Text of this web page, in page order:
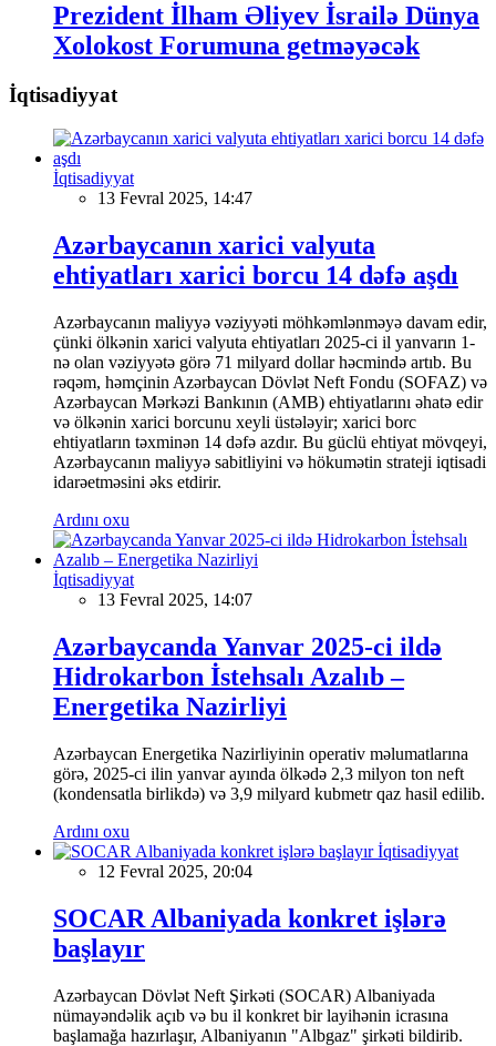
Prezident İlham Əliyev İsrailə Dünya
Xolokost Forumuna getməyəcək
İqtisadiyyat
İqtisadiyyat
13 Fevral 2025, 14:47
Azərbaycanın xarici valyuta
ehtiyatları xarici borcu 14 dəfə aşdı
Azərbaycanın maliyyə vəziyyəti möhkəmlənməyə davam edir,
çünki ölkənin xarici valyuta ehtiyatları 2025-ci il yanvarın 1-
nə olan vəziyyətə görə 71 milyard dollar həcmində artıb. Bu
rəqəm, həmçinin Azərbaycan Dövlət Neft Fondu (SOFAZ) və
Azərbaycan Mərkəzi Bankının (AMB) ehtiyatlarını əhatə edir
və ölkənin xarici borcunu xeyli üstələyir; xarici borc
ehtiyatların təxminən 14 dəfə azdır. Bu güclü ehtiyat mövqeyi,
Azərbaycanın maliyyə sabitliyini və hökumətin strateji iqtisadi
idarəetməsini əks etdirir.
Ardını oxu
İqtisadiyyat
13 Fevral 2025, 14:07
Azərbaycanda Yanvar 2025-ci ildə
Hidrokarbon İstehsalı Azalıb –
Energetika Nazirliyi
Azərbaycan Energetika Nazirliyinin operativ məlumatlarına
görə, 2025-ci ilin yanvar ayında ölkədə 2,3 milyon ton neft
(kondensatla birlikdə) və 3,9 milyard kubmetr qaz hasil edilib.
Ardını oxu
İqtisadiyyat
12 Fevral 2025, 20:04
SOCAR Albaniyada konkret işlərə
başlayır
Azərbaycan Dövlət Neft Şirkəti (SOCAR) Albaniyada
nümayəndəlik açıb və bu il konkret bir layihənin icrasına
başlamağa hazırlaşır, Albaniyanın "Albgaz" şirkəti bildirib.